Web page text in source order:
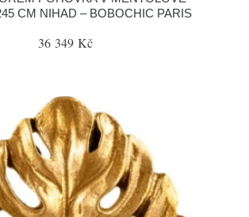
CM NIHAD – BOBOCHIC PARIS
36 349 Kč